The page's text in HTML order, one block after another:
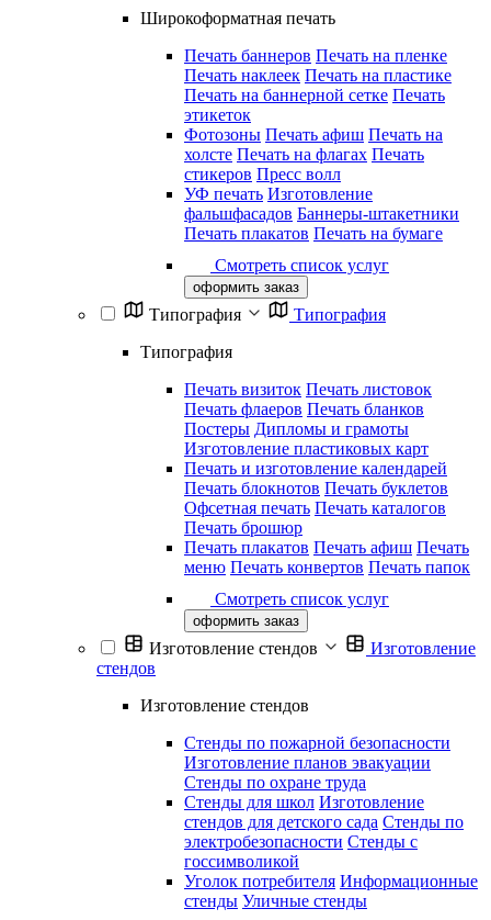
Широкоформатная печать
Печать баннеров Печать на пленке
Печать наклеек Печать на пластике
Печать на баннерной сетке Печать
этикеток
Фотозоны Печать афиш Печать на
холсте Печать на флагах Печать
стикеров Пресс волл
УФ печать Изготовление
фальшфасадов Баннеры-штакетники
Печать плакатов Печать на бумаге
Смотреть список услуг
оформить заказ
Типография
Типография
Типография
Печать визиток Печать листовок
Печать флаеров Печать бланков
Постеры Дипломы и грамоты
Изготовление пластиковых карт
Печать и изготовление календарей
Печать блокнотов Печать буклетов
Офсетная печать Печать каталогов
Печать брошюр
Печать плакатов Печать афиш Печать
меню Печать конвертов Печать папок
Смотреть список услуг
оформить заказ
Изготовление стендов
Изготовление
стендов
Изготовление стендов
Стенды по пожарной безопасности
Изготовление планов эвакуации
Стенды по охране труда
Стенды для школ Изготовление
стендов для детского сада Стенды по
электробезопасности Стенды с
госсимволикой
Уголок потребителя Информационные
стенды Уличные стенды